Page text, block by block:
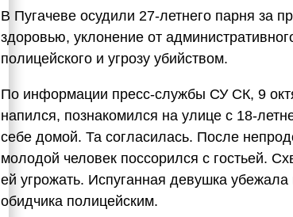
В Пугачеве осудили 27-летнего парня за
здоровью, уклонение от
полицейского и угрозу убийством.
По информации пресс-службы СУ СК, 9
напился, познакомился на улице с 18-
себе домой. Та согласилась. После
молодой человек поссорился с гостьей.
ей угрожать. Испуганная девушка
обидчика полицейским.